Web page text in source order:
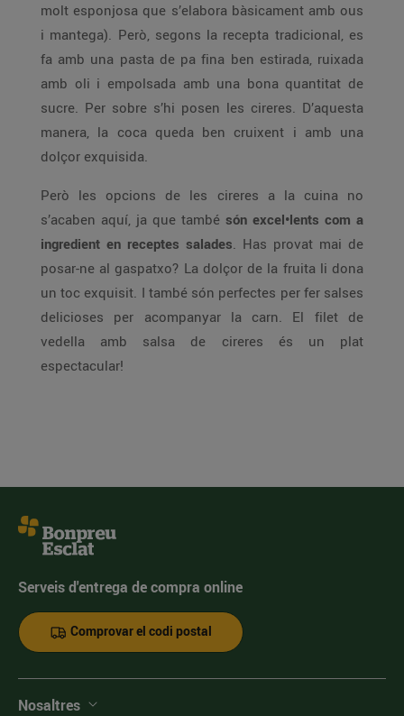
molt esponjosa que s’elabora bàsicament amb ous
i mantega). Però, segons la recepta tradicional, es
fa amb una pasta de pa fina ben estirada, ruixada
amb oli i empolsada amb una bona quantitat de
sucre. Per sobre s’hi posen les cireres. D’aquesta
manera, la coca queda ben cruixent i amb una
dolçor exquisida.
Però les opcions de les cireres a la cuina no
s’acaben aquí, ja que també són excel•lents com a
ingredient en receptes salades. Has provat mai de
posar-ne al gaspatxo? La dolçor de la fruita li dona
un toc exquisit. I també són perfectes per fer salses
delicioses per acompanyar la carn. El filet de
vedella amb salsa de cireres és un plat
espectacular!
Serveis d'entrega de compra online
Comprovar el codi postal
Nosaltres